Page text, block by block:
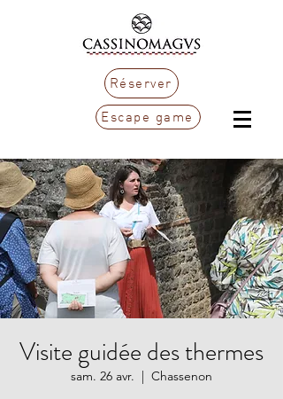
Réserver
Escape game
Visite guidée des thermes
sam. 26 avr.
  |
Chassenon